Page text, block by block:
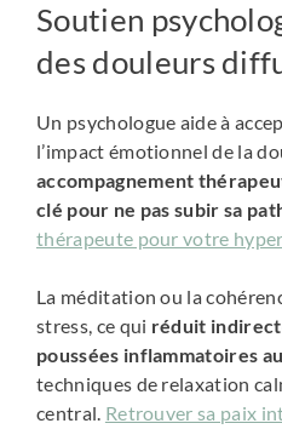
Soutien
des douleurs
Un psychologue aide à
l’impact émotionnel de la
accompagnement
clé pour ne pas subir sa
thérapeute pour votre
La méditation ou la
stress, ce qui réduit
poussées inflammatoires
techniques de relaxation
central. Retrouver sa paix